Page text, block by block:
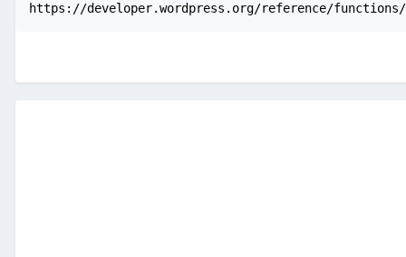
https://developer.wordpress.org/reference/functions/